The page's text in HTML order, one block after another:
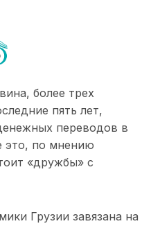
более трех
пять лет,
переводов в
это, по мнению
«дружбы» с
Грузии завязана на